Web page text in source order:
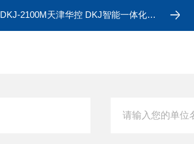
DKJ-2100M天津华控 DKJ智能一体化电动执行机构